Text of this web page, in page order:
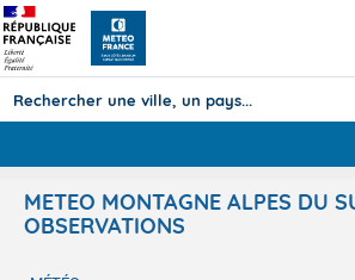
Prévisions
METEO MONTAGNE ALPES DU
OBSERVATIONS